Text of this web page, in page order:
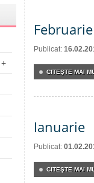
+
Februarie
Publicat:
CITEŞTE MAI
Ianuarie
Publicat:
CITEŞTE MAI